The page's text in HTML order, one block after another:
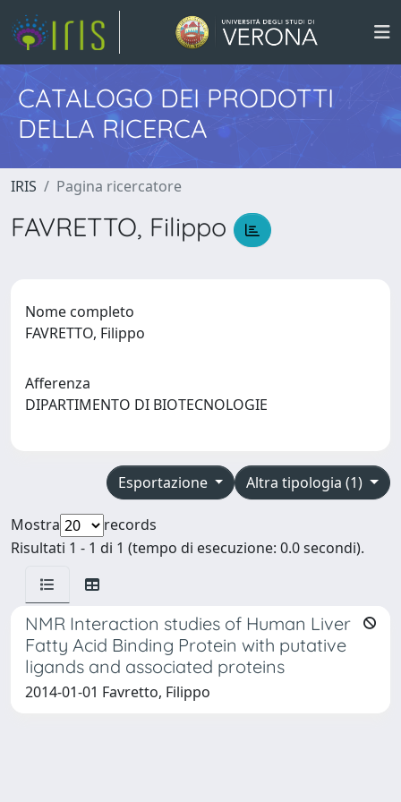
CATALOGO DEI PRODOTTI
DELLA RICERCA
IRIS Pagina ricercatore
FAVRETTO, Filippo
Nome completo
FAVRETTO, Filippo
Afferenza
DIPARTIMENTO DI BIOTECNOLOGIE
Altra tipologia (1)
Esportazione
Mostra
records
Risultati 1 - 1 di 1 (tempo di esecuzione: 0.0 secondi).
NMR Interaction studies of Human Liver
Fatty Acid Binding Protein with putative
ligands and associated proteins
2014-01-01 Favretto, Filippo